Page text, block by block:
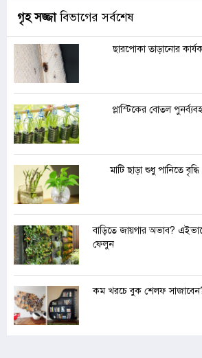
গৃহ সজ্জাবিভাগের সর্বশেষ
ছারপোকা তাড়ানোর
প্লাস্টিকের বোতল
মাটি ছাড়া শুধু পানিতে
বাড়িতে জায়গার অভাব?
ফেলুন
কম খরচে বুক শেলফ